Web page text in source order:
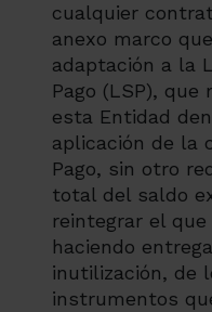
cualquier
anexo marco
adaptación a la
Pago (LSP),
esta Entidad
aplicación de la
Pago, sin otro
total del saldo
reintegrar el
haciendo
inutilización, de
instrumentos